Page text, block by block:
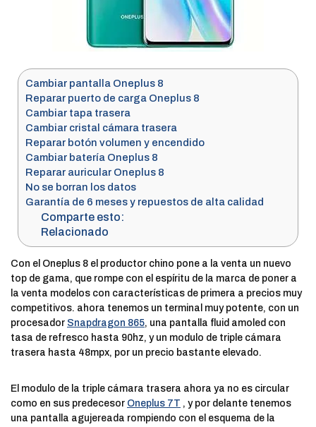
Cambiar pantalla Oneplus 8
Reparar puerto de carga Oneplus 8
Cambiar tapa trasera
Cambiar cristal cámara trasera
Reparar botón volumen y encendido
Cambiar batería Oneplus 8
Reparar auricular Oneplus 8
No se borran los datos
Garantía de 6 meses y repuestos de alta calidad
Comparte esto:
Relacionado
Con el Oneplus 8 el productor chino pone a la venta un nuevo
top de gama, que rompe con el espíritu de la marca de poner a
la venta modelos con características de primera a precios muy
competitivos. ahora tenemos un terminal muy potente, con un
procesador Snapdragon 865, una pantalla fluid amoled con
tasa de refresco hasta 90hz, y un modulo de triple cámara
trasera hasta 48mpx, por un precio bastante elevado.
El modulo de la triple cámara trasera ahora ya no es circular
como en sus predecesor Oneplus 7T , y por delante tenemos
una pantalla agujereada rompiendo con el esquema de la